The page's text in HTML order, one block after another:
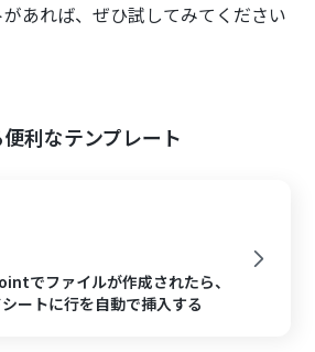
あれば、ぜひ試してみてください
利なテンプレート
でファイルが作成されたら、
ートに行を自動で挿入する